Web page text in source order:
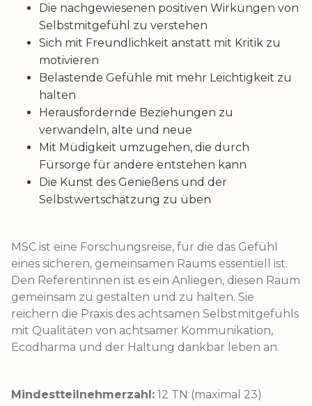
Die nachgewiesenen positiven Wirkungen von
Selbstmitgefühl zu verstehen
Sich mit Freundlichkeit anstatt mit Kritik zu
motivieren
Belastende Gefühle mit mehr Leichtigkeit zu
halten
Herausfordernde Beziehungen zu
verwandeln, alte und neue
Mit Müdigkeit umzugehen, die durch
Fürsorge für andere entstehen kann
Die Kunst des Genießens und der
Selbstwertschätzung zu üben
MSC ist eine Forschungsreise, für die das Gefühl
eines sicheren, gemeinsamen Raums essentiell ist.
Den Referentinnen ist es ein Anliegen, diesen Raum
gemeinsam zu gestalten und zu halten. Sie
reichern die Praxis des achtsamen Selbstmitgefühls
mit Qualitäten von achtsamer Kommunikation,
Ecodharma und der Haltung dankbar leben an.
Mindestteilnehmerzahl: 12 TN (maximal 23)